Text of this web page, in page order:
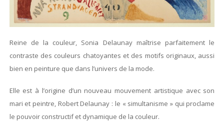
Reine de la couleur, Sonia Delaunay maîtrise parfaitement le
contraste des couleurs chatoyantes et des motifs originaux, aussi
bien en peinture que dans l’univers de la mode.
Elle est à l’origine d’un nouveau mouvement artistique avec son
mari et peintre, Robert Delaunay : le « simultanisme » qui proclame
le pouvoir constructif et dynamique de la couleur.